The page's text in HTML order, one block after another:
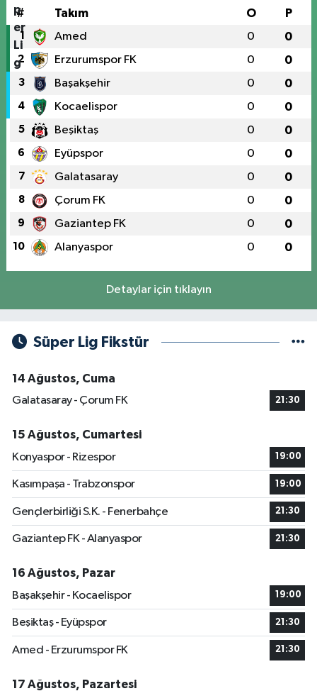
# Takım O P
1 Amed 0 0
2 Erzurumspor FK 0 0
3 Başakşehir 0 0
4 Kocaelispor 0 0
5 Beşiktaş 0 0
6 Eyüpspor 0 0
7 Galatasaray 0 0
8 Çorum FK 0 0
9 Gaziantep FK 0 0
10 Alanyaspor 0 0
Detaylar için tıklayın
Süper Lig Fikstür
14 Ağustos, Cuma
Galatasaray - Çorum FK
21:30
15 Ağustos, Cumartesi
Konyaspor - Rizespor
19:00
Kasımpaşa - Trabzonspor 19:00
Gençlerbirliği S.K. - Fenerbahçe 21:30
Gaziantep FK - Alanyaspor 21:30
16 Ağustos, Pazar
Başakşehir - Kocaelispor
19:00
Beşiktaş - Eyüpspor 21:30
Amed - Erzurumspor FK 21:30
17 Ağustos, Pazartesi